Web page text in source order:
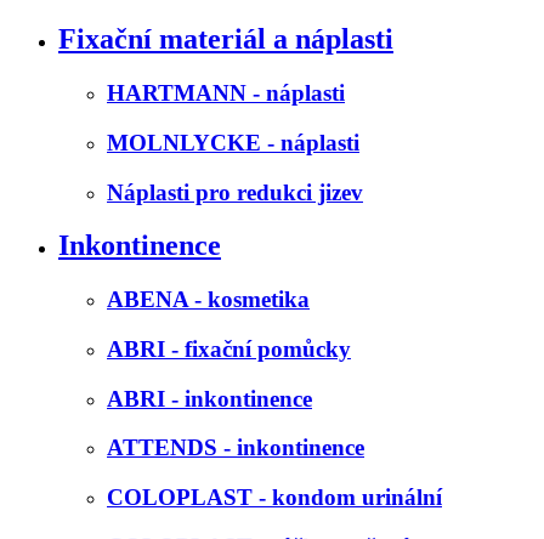
Fixační materiál a náplasti
HARTMANN - náplasti
MOLNLYCKE - náplasti
Náplasti pro redukci jizev
Inkontinence
ABENA - kosmetika
ABRI - fixační pomůcky
ABRI - inkontinence
ATTENDS - inkontinence
COLOPLAST - kondom urinální